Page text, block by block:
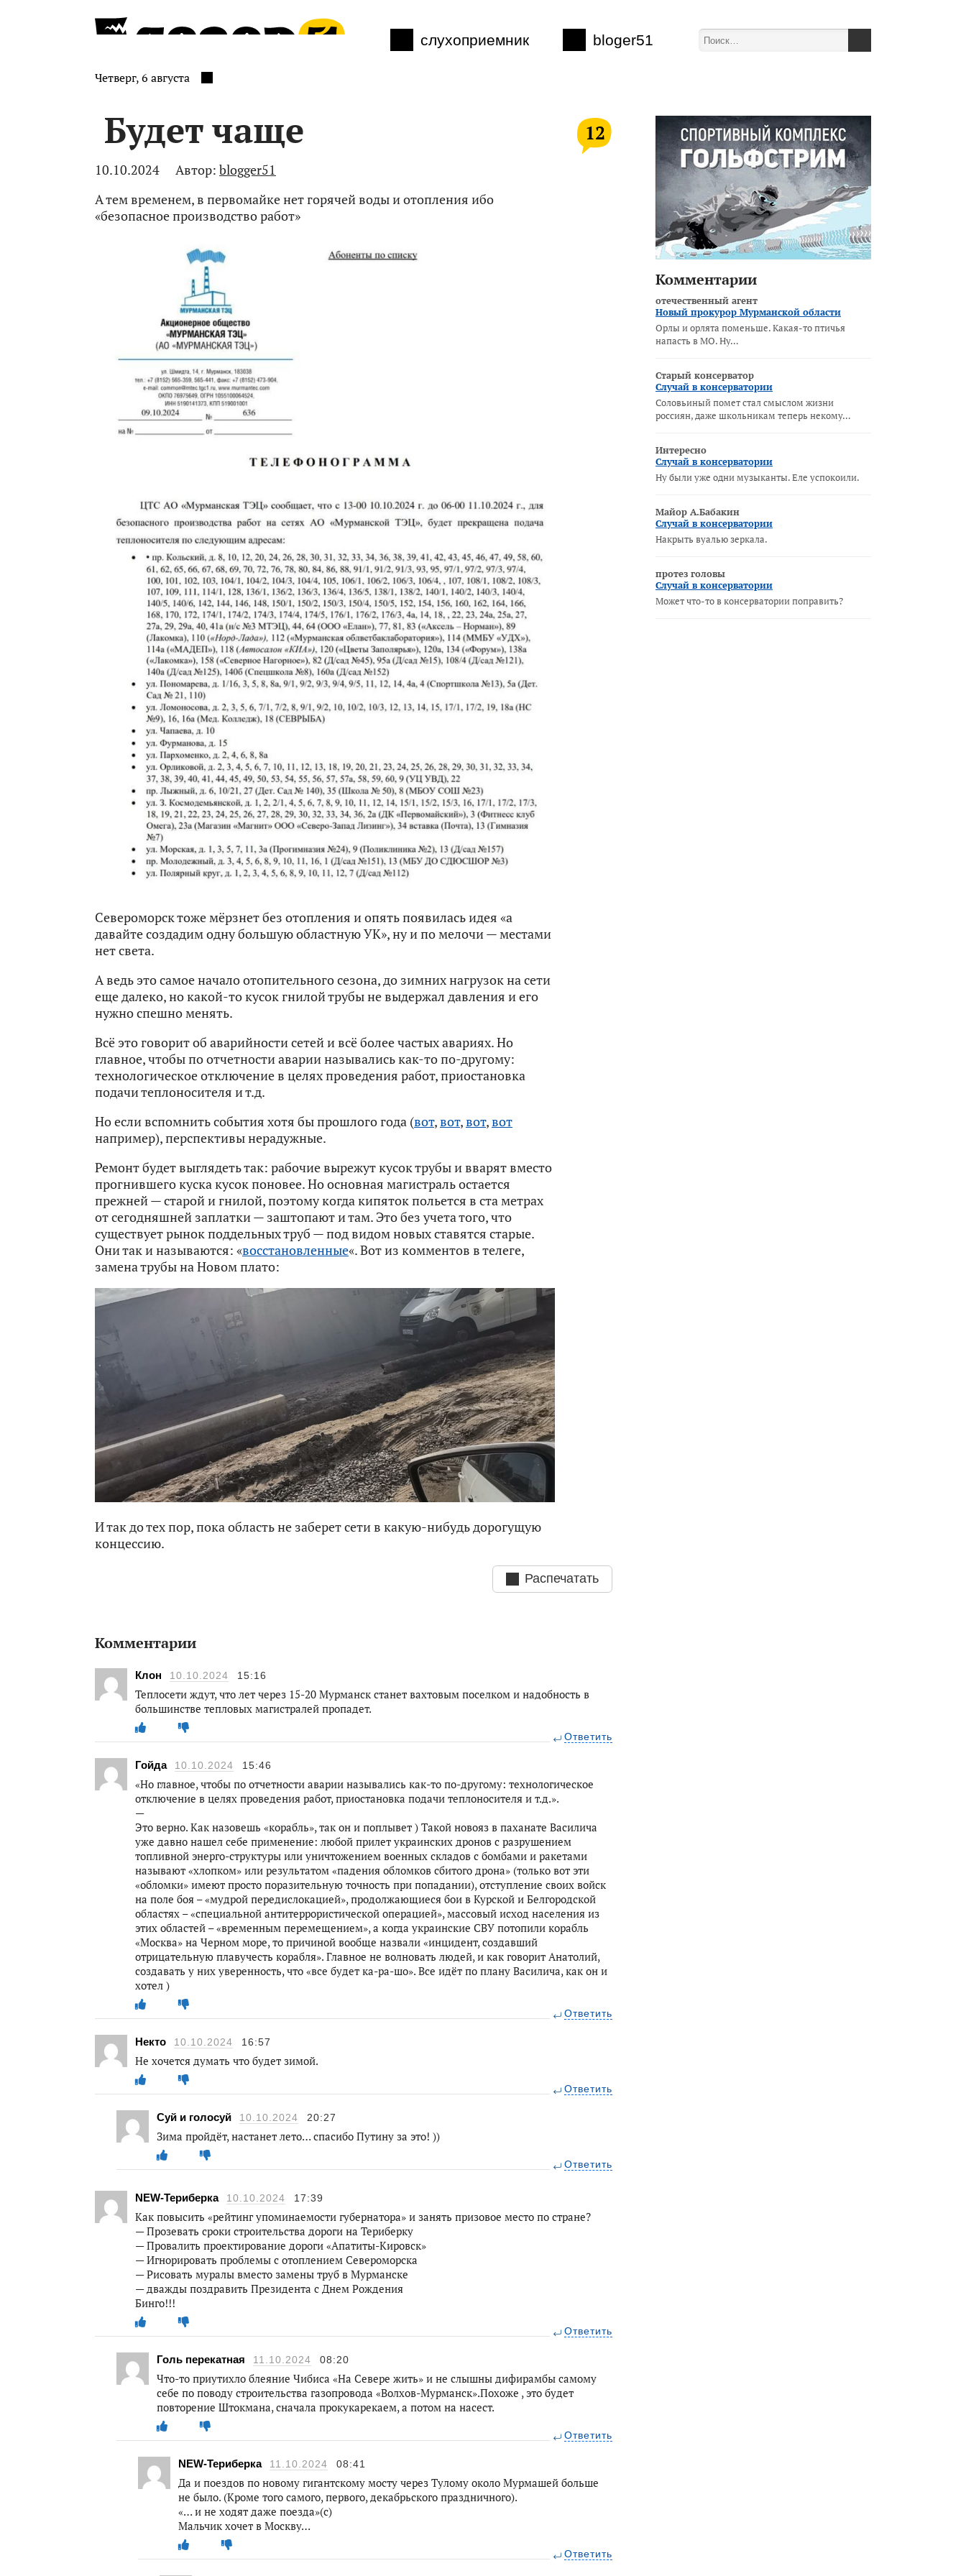
слухоприемник bloger51
Четверг, 6 августа
Будет чаще 12
10.10.2024 Автор: blogger51
А тем временем, в первомайке нет горячей воды и отопления ибо
«безопасное производство работ»
Североморск тоже мёрзнет без отопления и опять появилась идея «а
давайте создадим одну большую областную УК», ну и по мелочи — местами
нет света.
А ведь это самое начало отопительного сезона, до зимних нагрузок на сети
еще далеко, но какой-то кусок гнилой трубы не выдержал давления и его
нужно спешно менять.
Всё это говорит об аварийности сетей и всё более частых авариях. Но
главное, чтобы по отчетности аварии назывались как-то по-другому:
технологическое отключение в целях проведения работ, приостановка
подачи теплоносителя и т.д.
Но если вспомнить события хотя бы прошлого года (вот,вот,вот,вот
например), перспективы нерадужные.
Ремонт будет выглядеть так: рабочие вырежут кусок трубы и вварят вместо
прогнившего куска кусок поновее. Но основная магистраль остается
прежней — старой и гнилой, поэтому когда кипяток польется в ста метрах
от сегодняшней заплатки — заштопают и там. Это без учета того, что
существует рынок поддельных труб — под видом новых ставятся старые.
Они так и называются: «восстановленные«. Вот из комментов в телеге,
замена трубы на Новом плато:
И так до тех пор, пока область не заберет сети в какую-нибудь дорогущую
концессию.
Распечатать
Комментарии
Клон 10.10.2024 15:16
Теплосети ждут, что лет через 15-20 Мурманск станет вахтовым поселком и надобность в
большинстве тепловых магистралей пропадет.
Ответить
Гойда 10.10.2024 15:46
«Но главное, чтобы по отчетности аварии назывались как-то по-другому: технологическое
отключение в целях проведения работ, приостановка подачи теплоносителя и т.д.».
—
Это верно. Как назовешь «корабль», так он и поплывет ) Такой новояз в паханате Василича
уже давно нашел себе применение: любой прилет украинских дронов с разрушением
топливной энерго-структуры или уничтожением военных складов с бомбами и ракетами
называют «хлопком» или результатом «падения обломков сбитого дрона» (только вот эти
«обломки» имеют просто поразительную точность при попадании), отступление своих войск
на поле боя – «мудрой передислокацией», продолжающиеся бои в Курской и Белгородской
областях – «специальной антитеррористической операцией», массовый исход населения из
этих областей – «временным перемещением», а когда украинские СВУ потопили корабль
«Москва» на Черном море, то причиной вообще назвали «инцидент, создавший
отрицательную плавучесть корабля». Главное не волновать людей, и как говорит Анатолий,
создавать у них уверенность, что «все будет ка-ра-шо». Все идёт по плану Василича, как он и
хотел )
Ответить
Некто 10.10.2024 16:57
Не хочется думать что будет зимой.
Ответить
Суй и голосуй 10.10.2024 20:27
Зима пройдёт, настанет лето… спасибо Путину за это! ))
Ответить
NEW-Териберка 10.10.2024 17:39
Как повысить «рейтинг упоминаемости губернатора» и занять призовое место по стране?
— Прозевать сроки строительства дороги на Териберку
— Провалить проектирование дороги «Апатиты-Кировск»
— Игнорировать проблемы с отоплением Североморска
— Рисовать муралы вместо замены труб в Мурманске
— дважды поздравить Президента с Днем Рождения
Бинго!!!
Ответить
Голь перекатная 11.10.2024 08:20
Что-то приутихло блеяние Чибиса «На Севере жить» и не слышны дифирамбы самому
себе по поводу строительства газопровода «Волхов-Мурманск».Похоже , это будет
повторение Штокмана, сначала прокукарекаем, а потом на насест.
Ответить
NEW-Териберка 11.10.2024 08:41
Да и поездов по новому гигантскому мосту через Тулому около Мурмашей больше
не было. (Кроме того самого, первого, декабрьского праздничного).
«… и не ходят даже поезда»(с)
Мальчик хочет в Москву…
Ответить
Комментарии
отечественный агент
Новый прокурор Мурманской области
Орлы и орлята поменьше. Какая-то птичья
напасть в МО. Ну…
Старый консерватор
Случай в консерватории
Соловьиный помет стал смыслом жизни
россиян, даже школьникам теперь некому…
Интересно
Случай в консерватории
Ну были уже одни музыканты. Еле успокоили.
Майор А.Бабакин
Случай в консерватории
Накрыть вуалью зеркала.
протез головы
Случай в консерватории
Может что-то в консерватории поправить?